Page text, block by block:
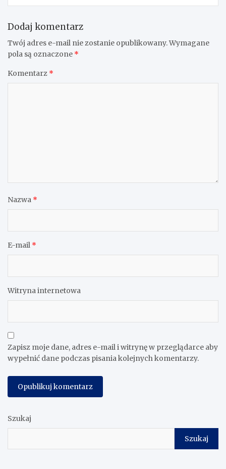
Dodaj komentarz
Twój adres e-mail nie zostanie opublikowany.Wymagane
pola są oznaczone *
Komentarz *
Nazwa *
E-mail *
Witryna internetowa
Zapisz moje dane, adres e-mail i witrynę w przeglądarce aby
wypełnić dane podczas pisania kolejnych komentarzy.
Szukaj
Szukaj